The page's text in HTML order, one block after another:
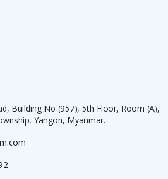
Building No (957), 5th Floor, Room (A),
Yangon, Myanmar.